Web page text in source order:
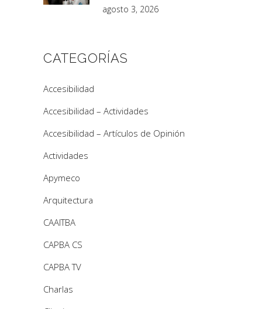
agosto 3, 2026
CATEGORÍAS
Accesibilidad
Accesibilidad – Actividades
Accesibilidad – Artículos de Opinión
Actividades
Apymeco
Arquitectura
CAAITBA
CAPBA CS
CAPBA TV
Charlas